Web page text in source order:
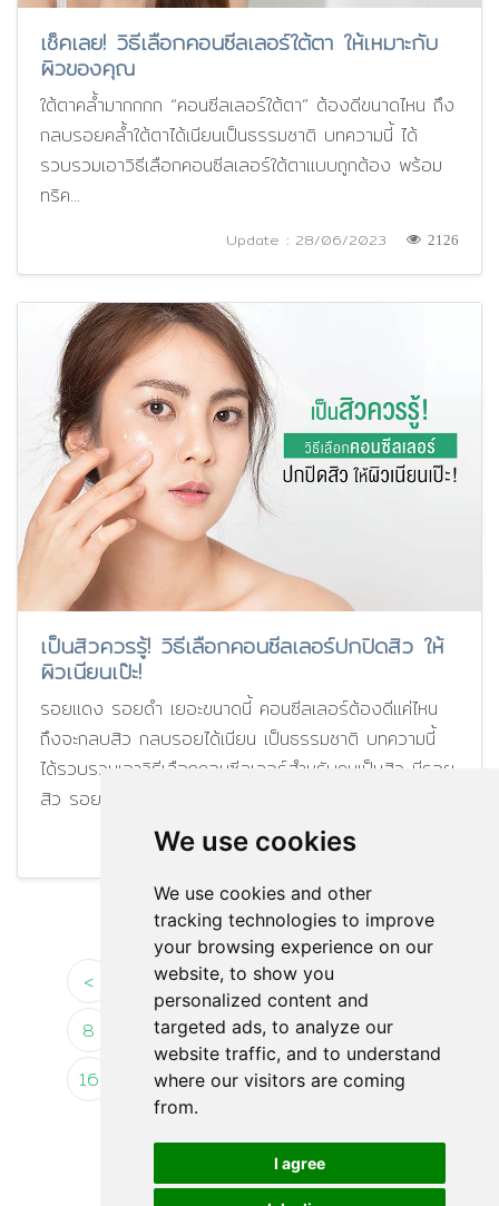
We use cookies
We use cookies and other
tracking technologies to improve
your browsing experience on our
website, to show you
personalized content and
targeted ads, to analyze our
website traffic, and to understand
where our visitors are coming
from.
I agree
เช็คเลย! วิธีเลือกคอนซีลเลอร์ใต้ตา ให้เหมาะกับ
ผิวของคุณ
ใต้ตาคล้ำมากกกก “คอนซีลเลอร์ใต้ตา” ต้องดีขนาดไหน ถึง
กลบรอยคล้ำใต้ตาได้เนียนเป็นธรรมชาติ บทความนี้ ได้
รวบรวมเอาวิธีเลือกคอนซีลเลอร์ใต้ตาแบบถูกต้อง พร้อม
ทริค...
Update : 28/06/2023 2126
เป็นสิวควรรู้! วิธีเลือกคอนซีลเลอร์ปกปิดสิว ให้
ผิวเนียนเป๊ะ!
รอยแดง รอยดำ เยอะขนาดนี้ คอนซีลเลอร์ต้องดีแค่ไหน
ถึงจะกลบสิว กลบรอยได้เนียน เป็นธรรมชาติ บทความนี้
ได้รวบรวมเอาวิธีเลือกคอนซีลเลอร์สำหรับคนเป็นสิว มีรอย
สิว รอยดำ..
Update : 28/08/2023
< 2 3 4
8
10 11 12 13
16
18 19 20 21 22